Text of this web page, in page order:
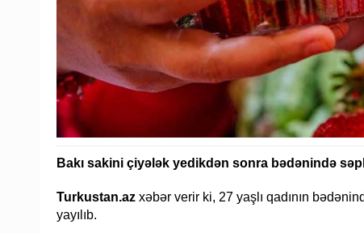
Bakı sakini çiyələk yedikdən sonra bədənində
Turkustan.az xəbər verir ki, 27 yaşlı qadının
yayılıb.